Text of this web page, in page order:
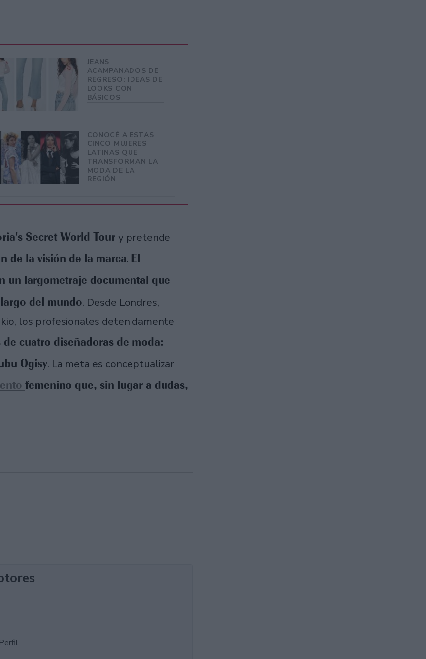
JEANS
ACAMPANADOS DE
REGRESO: IDEAS DE
LOOKS CON
BÁSICOS
CONOCÉ A ESTAS
CINCO MUJERES
LATINAS QUE
TRANSFORMAN LA
MODA DE LA
REGIÓN
Secret World Tour y pretende
de la visión de la marca. El
un largometraje documental que
del mundo. Desde Londres,
los profesionales detenidamente
cuatro diseñadoras de moda:
Ogisy. La meta es conceptualizar
femenino que, sin lugar a dudas,